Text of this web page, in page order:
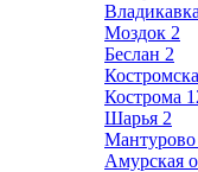
Моздок 2
Беслан 2
Кострома
Шарья 2
Мантурово
Амурская